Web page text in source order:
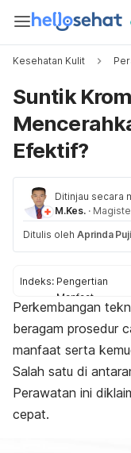
Kesehatan Kulit
Suntik
Efektif?
Ditinjau secara
M.Kes. ·
Ditulis oleh Aprinda Puji
Indeks: Pengertian
Manfaat
Prosedur
Risiko
Perkembangan
beragam prosedur
manfaat serta
Salah satu di
Perawatan ini
cepat.